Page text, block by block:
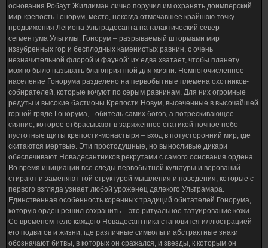
основания Робаут Жиллиман лично поручил им охранять доимперский
мир-крепость Гонорум, место, некогда отмечавшее крайнюю точку
продвижения Легиона Ультрадесанта на галактический север
сегментума Ультимы. Гонорум – разрываемый штормами мир
иззубренных гор и бесплодных каменистых равнин, с очень
незначительной флорой и фауной: их едва хватает, чтобы планету
можно было называть благоприятной для жизни. Немногочисленное
население Гонорума разделено на первобытные племена охотников-
собирателей, которые кочуют по серым равнинам. Для них огромные
редуты и высокие бастионы Крепости Новум, высеченные в высочайшей
горной гряде Гонорума, - обитель самих богов, а потрескивающее
сияние, которое отбрасывают в заряженное статикой ночное небо
пустотные щиты крепости-монастыря – вход в потусторонний мир, где
скитаются мертвые. Эти простодушные, но выносливые дикари
обеспечивают Новадесантников рекрутами с самого основания ордена.
Во время инициации все следы первобытной культуры и верований
стирают и заменяют той структурой мышления и поведения, которые с
первого взгляда узнает любой уроженец далекого Ультрамара.
Единственная особенность коренных традиций обитателей Гонорума,
которую орден решил сохранить – это ритуальное татуирование кожи.
Со временем тело каждого Новадесантника становится иллюстрацией
его подвигов и жизни, где различные символы и абстрактные знаки
обозначают битвы, в которых он сражался, и звезды, к которым он